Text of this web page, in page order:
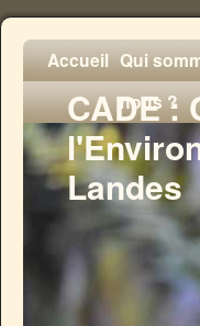
CADE :
Landes
Accueil Qui
nous ?